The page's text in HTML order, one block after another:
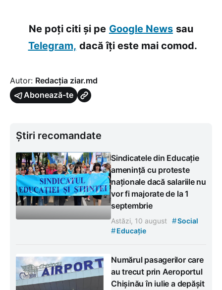
Ne poți citi și pe Google News sau
Telegram, dacă îți este mai comod.
Autor: Redacția ziar.md
Abonează-te
Știri recomandate
Sindicatele din Educație
amenință cu proteste
naționale dacă salariile nu
vor fi majorate de la 1
septembrie
Astăzi, 10 august #Social
#Educație
Numărul pasagerilor care
au trecut prin Aeroportul
Chișinău în iulie a depășit